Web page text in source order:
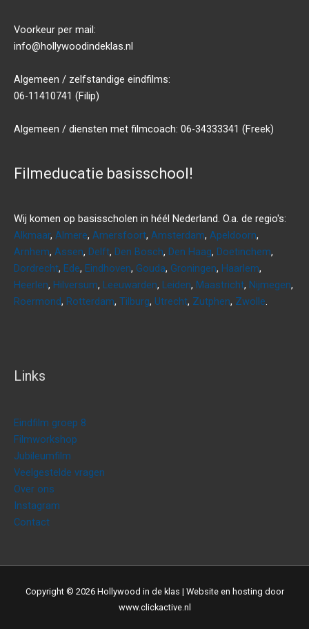
Voorkeur per mail:
info@hollywoodindeklas.nl
Algemeen / zelfstandige eindfilms:
06-11410741 (Filip)
Algemeen / diensten met filmcoach: 06-34333341 (Freek)
Filmeducatie basisschool!
Wij komen op basisscholen in héél Nederland. O.a. de regio's:
Alkmaar, Almere, Amersfoort, Amsterdam, Apeldoorn,
Arnhem, Assen, Delft, Den Bosch, Den Haag, Doetinchem,
Dordrecht, Ede, Eindhoven, Gouda, Groningen, Haarlem,
Heerlen, Hilversum, Leeuwarden, Leiden, Maastricht, Nijmegen,
Roermond, Rotterdam, Tilburg, Utrecht, Zutphen, Zwolle.
Links
Eindfilm groep 8
Filmworkshop
Jubileumfilm
Veelgestelde vragen
Over ons
Instagram
Contact
Copyright © 2026 Hollywood in de klas | Website en hosting door
www.clickactive.nl